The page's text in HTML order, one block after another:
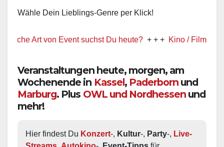
Wähle Dein Lieblings-Genre per Klick!
Art von Event suchst Du heute? + + + Kino / Film + + + Ww
Veranstaltungen heute, morgen, am
Wochenende in Kassel , Paderborn und
Marburg. Plus OWL und Nordhessen und
mehr!
Hier findest Du Konzert-, Kultur-, Party-, Live-